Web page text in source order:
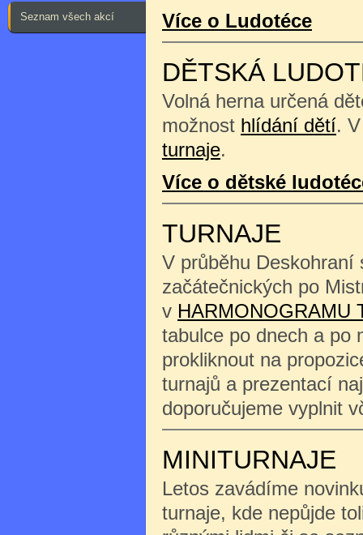
Seznam všech akcí
Více o Ludotéce
DĚTSKÁ
Volná herna určená
možnost hlídání dětí.
turnaje.
Více o dětské
TURNAJE
V průběhu Deskohraní
začátečnických po
v HARMONOGRAMU
tabulce po dnech a po
prokliknout na
turnajů a prezentací
doporučujeme vyplnit
MINITURNAJE
Letos zavádíme
turnaje, kde nepůjde